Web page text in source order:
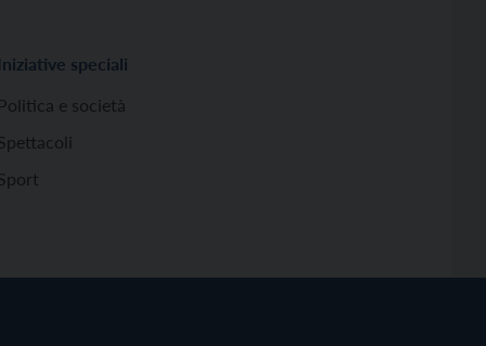
Iniziative speciali
Politica e società